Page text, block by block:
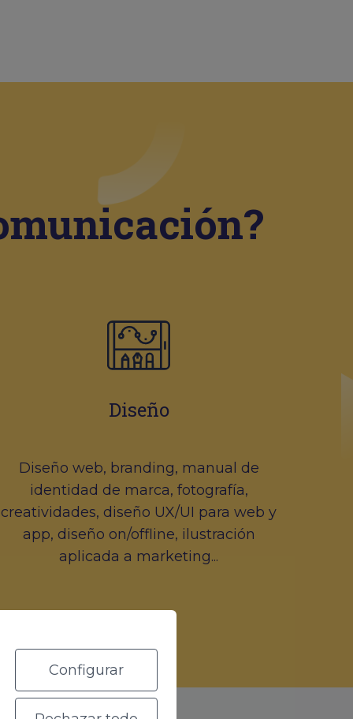
Configurar
Diseño
Diseño web, branding, manual de
identidad de marca, fotografía,
creatividades, diseño UX/UI para web y
app, diseño on/offline, ilustración
aplicada a marketing...